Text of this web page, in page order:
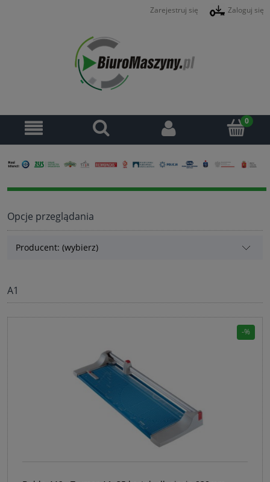
Zarejestruj się Zaloguj się
Opcje przeglądania
Producent: (wybierz)
A1